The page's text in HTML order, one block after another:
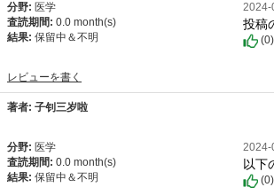
分野: 医学
査読期間: 0.0 month(s)
結果: 保留中＆不明
レビューを書く
2024-
投稿
(0)
著者: 子钊三岁啦
分野: 医学
査読期間: 0.0 month(s)
結果: 保留中＆不明
2024-
以下
(0)